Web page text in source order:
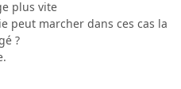
plus vite
peut marcher dans ces cas la
?